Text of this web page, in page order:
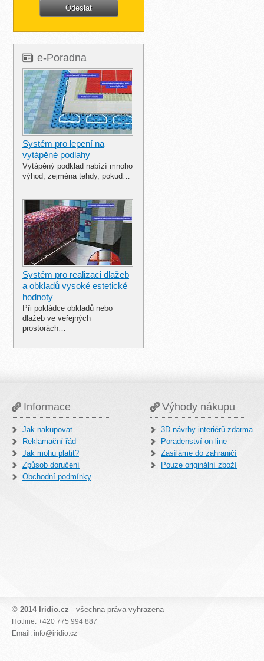
e-Poradna
Systém pro lepení na
vytápěné podlahy
Vytápěný podklad nabízí mnoho
výhod, zejména tehdy, pokud…
Systém pro realizaci dlažeb
a obkladů vysoké estetické
hodnoty
Při pokládce obkladů nebo
dlažeb ve veřejných
prostorách…
Informace
Jak nakupovat
Reklamační řád
Jak mohu platit?
Způsob doručení
Obchodní podmínky
Výhody nákupu
3D návrhy interiérů zdarma
Poradenství on-line
Zasíláme do zahraničí
Pouze originální zboží
© 2014 Iridio.cz - všechna práva vyhrazena
Hotline: +420 775 994 887
Email: info@iridio.cz